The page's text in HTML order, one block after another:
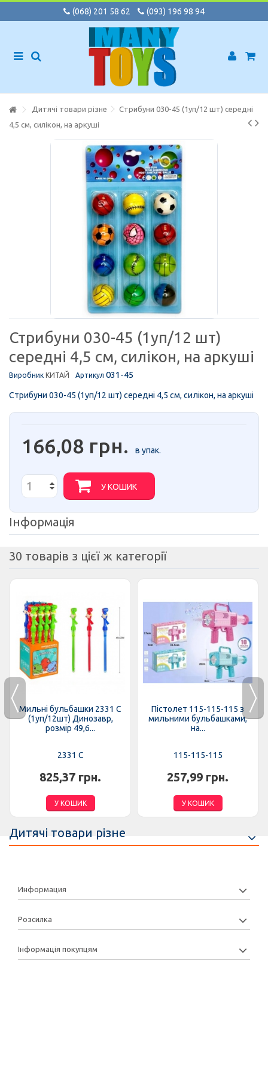
(068) 201 58 62 (093) 196 98 94
Дитячі товари різне
Стрибуни 030-45 (1уп/12 шт) середні
4,5 см, силікон, на аркуші
Стрибуни 030-45 (1уп/12 шт)
середні 4,5 см, силікон, на аркуші
Виробник КИТАЙ Артикул 031-45
Стрибуни 030-45 (1уп/12 шт) середні 4,5 см, силікон, на аркуші
166,08 грн. в упак.
У КОШИК
Інформація
30 товарів з цієї ж категорії
Мильні бульбашки 2331 C
(1уп/12шт) Динозавр,
розмір 49,6...
2331 C
825,37 грн.
У КОШИК
Пістолет 115-115-115 з
мильними бульбашками,
на...
115-115-115
257,99 грн.
У КОШИК
Дитячі товари різне
Информация
Розсилка
Інформація покупцям